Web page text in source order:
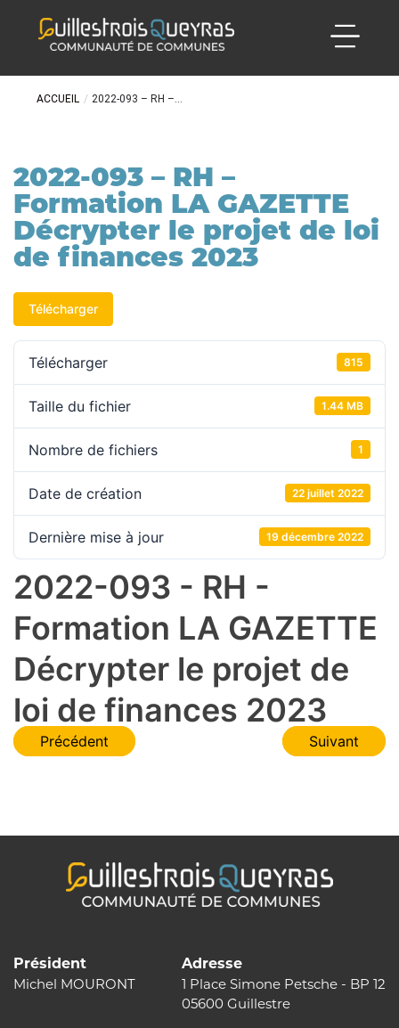
ACCUEIL / 2022-093 – RH –...
2022-093 – RH –
Formation LA GAZETTE
Décrypter le projet de loi
de finances 2023
Télécharger
Télécharger 815
Taille du fichier 1.44 MB
Nombre de fichiers 1
Date de création 22 juillet 2022
Dernière mise à jour 19 décembre 2022
2022-093 - RH -
Formation LA GAZETTE
Décrypter le projet de
loi de finances 2023
Navigation
Précédent Suivant
Président
Michel MOURONT
Adresse
1 Place Simone Petsche - BP 12
05600 Guillestre